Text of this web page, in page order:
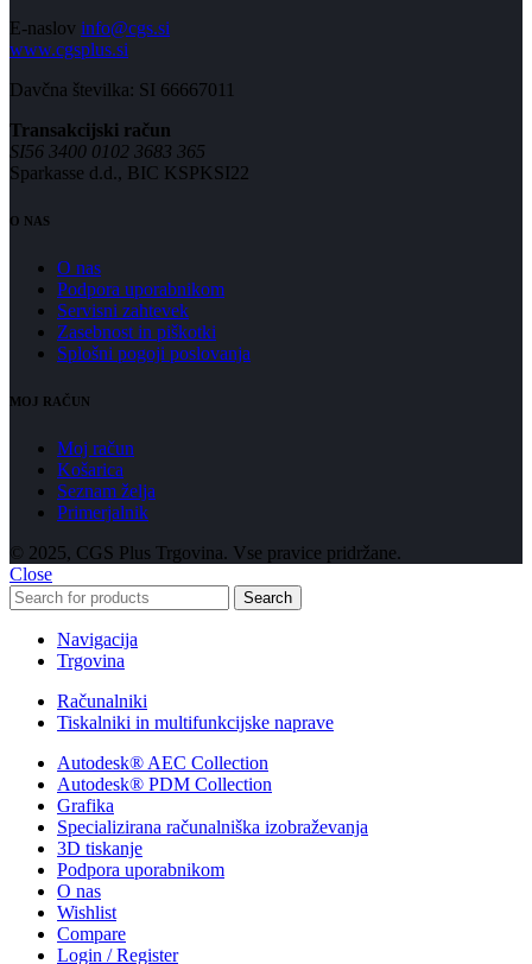
E-naslov info@cgs.si
www.cgsplus.si
Davčna številka: SI 66667011
Transakcijski račun
SI56 3400 0102 3683 365
Sparkasse d.d., BIC KSPKSI22
O NAS
O nas
Podpora uporabnikom
Servisni zahtevek
Zasebnost in piškotki
Splošni pogoji poslovanja
MOJ RAČUN
Moj račun
Košarica
Seznam želja
Primerjalnik
© 2025, CGS Plus Trgovina. Vse pravice pridržane.
Close
Search
Navigacija
Trgovina
Računalniki
Tiskalniki in multifunkcijske naprave
Autodesk® AEC Collection
Autodesk® PDM Collection
Grafika
Specializirana računalniška izobraževanja
3D tiskanje
Podpora uporabnikom
O nas
Wishlist
Compare
Login / Register